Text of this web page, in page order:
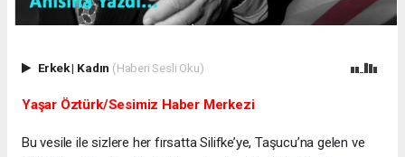
Erkek| Kadın (Haberi Sesli Oku)
Yaşar Öztürk/Sesimiz Haber Merkezi
Bu vesile ile sizlere her fırsatta Silifke’ye, Taşucu’na gelen ve